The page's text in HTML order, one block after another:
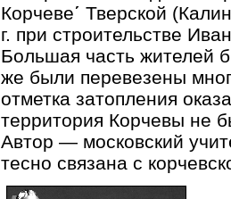
Корчеве΄ Тверской
г. при строительстве
Большая часть жителей
же были перевезены
отметка затопления
территория Корчевы не
Автор — московский
тесно связана с